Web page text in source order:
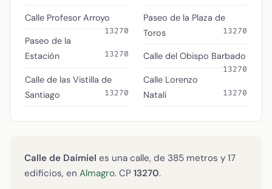
Calle Profesor Arroyo
13270
Paseo de la
Estación
13270
Calle de las Vistilla de
Santiago
13270
Paseo de la Plaza de
Toros
13270
Calle del Obispo Barbado
13270
Calle Lorenzo
Natali
13270
Calle de Daimiel es una calle, de 385 metros y 17
edificios, en Almagro. CP 13270.